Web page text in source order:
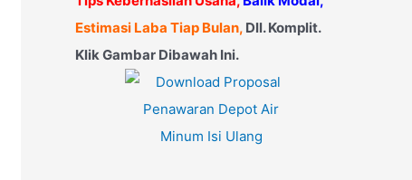
Estimasi Laba Tiap Bulan, Dll. Komplit.
Klik Gambar Dibawah Ini.